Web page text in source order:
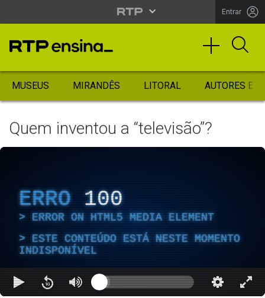
Entrar
MUSEUS MIRANDÊS LITORAL AUTORES
Quem inventou a “televisão”?
ERRO 100
ERROR ON HTML5 MEDIA ELEMENT
ESTE CONTEÚDO ESTÁ NESTE MOMENTO
INDISPONÍVEL